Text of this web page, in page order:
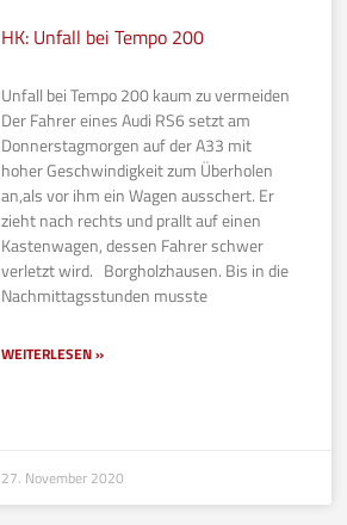
HK: Unfall bei Tempo 200
Unfall bei Tempo 200 kaum zu vermeiden
Der Fahrer eines Audi RS6 setzt am
Donnerstagmorgen auf der A33 mit
hoher Geschwindigkeit zum Überholen
an,als vor ihm ein Wagen ausschert. Er
zieht nach rechts und prallt auf einen
Kastenwagen, dessen Fahrer schwer
verletzt wird. Borgholzhausen. Bis in die
Nachmittagsstunden musste
WEITERLESEN »
27. November 2020